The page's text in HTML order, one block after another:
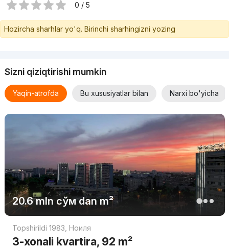
0 / 5
Hozircha sharhlar yo'q. Birinchi sharhingizni yozing
Sizni qiziqtirishi mumkin
Yaqin-atrofda Bu xususiyatlar bilan Narxi bo'yicha
20.6 mln сўмdan m²
Topshirildi 1983 Ноиля
3-xonali kvartira, 92 m²